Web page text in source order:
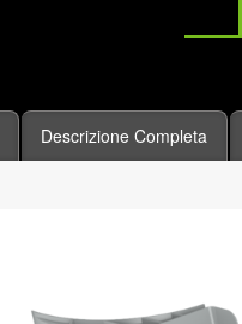
Descrizione Completa